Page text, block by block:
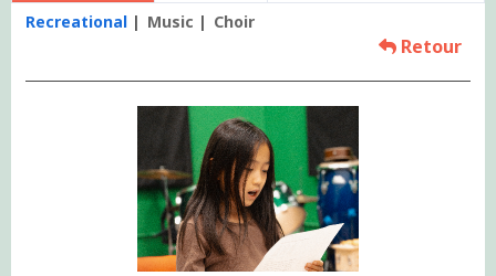
Recreational Music Choir
Retour